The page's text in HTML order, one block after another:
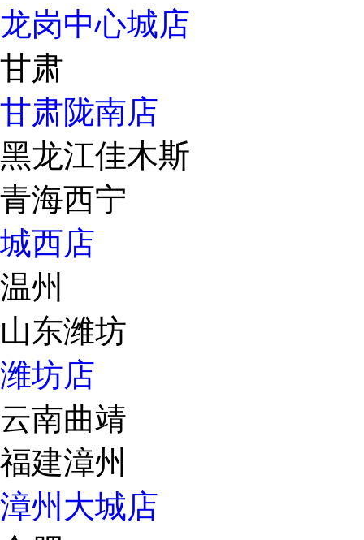
龙岗中心城店
甘肃
甘肃陇南店
黑龙江佳木斯
青海西宁
城西店
温州
山东潍坊
潍坊店
云南曲靖
福建漳州
漳州大城店